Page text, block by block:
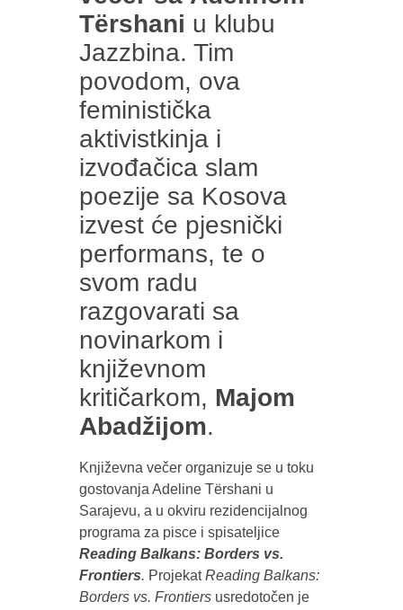
Tërshani u klubu
Jazzbina. Tim
povodom, ova
feministička
aktivistkinja i
izvođačica slam
poezije sa Kosova
izvest će pjesnički
performans, te o
svom radu
razgovarati sa
novinarkom i
književnom
kritičarkom, Majom
Abadžijom.
Književna večer organizuje se u toku
gostovanja Adeline Tërshani u
Sarajevu, a u okviru rezidencijalnog
programa za pisce i spisateljice
Reading Balkans: Borders vs.
Frontiers. ProjekatReading Balkans:
Borders vs. Frontiersusredotočen je